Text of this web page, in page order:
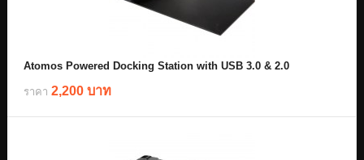
Atomos Powered Docking Station with USB 3.0 & 2.0
ราคา 2,200 บาท